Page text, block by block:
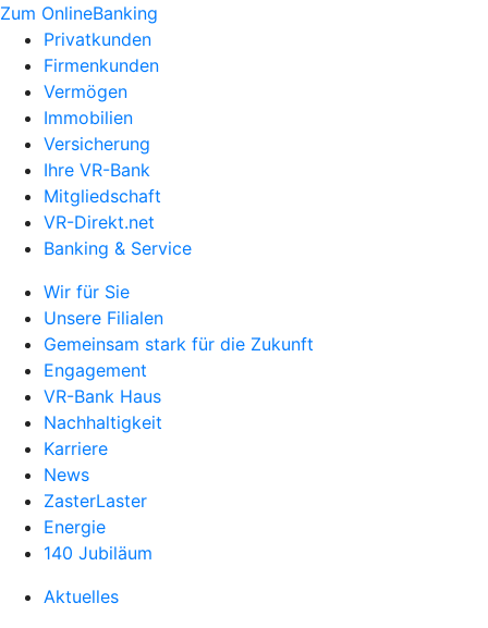
Zum OnlineBanking
Privatkunden
Firmenkunden
Vermögen
Immobilien
Versicherung
Ihre VR-Bank
Mitgliedschaft
VR-Direkt.net
Banking & Service
Wir für Sie
Unsere Filialen
Gemeinsam stark für die Zukunft
Engagement
VR-Bank Haus
Nachhaltigkeit
Karriere
News
ZasterLaster
Energie
140 Jubiläum
Aktuelles